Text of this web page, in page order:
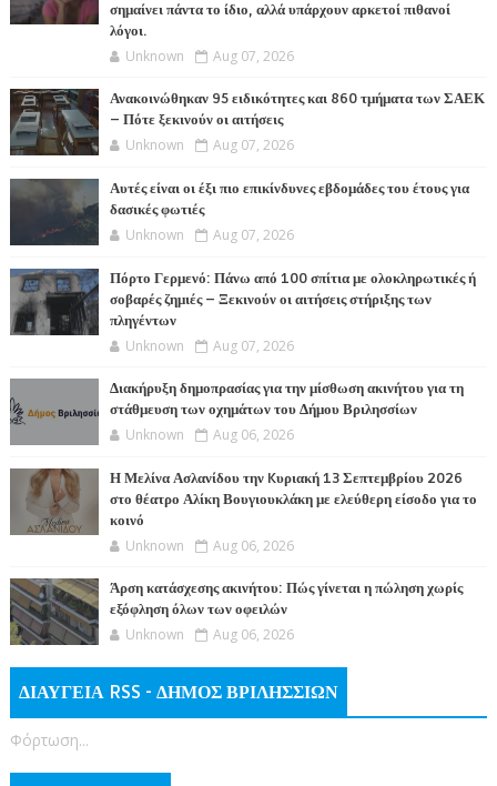
σημαίνει πάντα το ίδιο, αλλά υπάρχουν αρκετοί πιθανοί
λόγοι.
Unknown Aug 07, 2026
Ανακοινώθηκαν 95 ειδικότητες και 860 τμήματα των ΣΑΕΚ
– Πότε ξεκινούν οι αιτήσεις
Unknown Aug 07, 2026
Αυτές είναι οι έξι πιο επικίνδυνες εβδομάδες του έτους για
δασικές φωτιές
Unknown Aug 07, 2026
Πόρτο Γερμενό: Πάνω από 100 σπίτια με ολοκληρωτικές ή
σοβαρές ζημιές – Ξεκινούν οι αιτήσεις στήριξης των
πληγέντων
Unknown Aug 07, 2026
Διακήρυξη δημοπρασίας για την μίσθωση ακινήτου για τη
στάθμευση των οχημάτων του Δήμου Βριλησσίων
Unknown Aug 06, 2026
Η Μελίνα Ασλανίδου την Kυριακή 13 Σεπτεμβρίου 2026
στο θέατρο Αλίκη Βουγιουκλάκη με ελεύθερη είσοδο για το
κοινό
Unknown Aug 06, 2026
Άρση κατάσχεσης ακινήτου: Πώς γίνεται η πώληση χωρίς
εξόφληση όλων των οφειλών
Unknown Aug 06, 2026
ΔΙΑΥΓΕΙΑ RSS - ΔΗΜΟΣ ΒΡΙΛΗΣΣΙΩΝ
Φόρτωση...